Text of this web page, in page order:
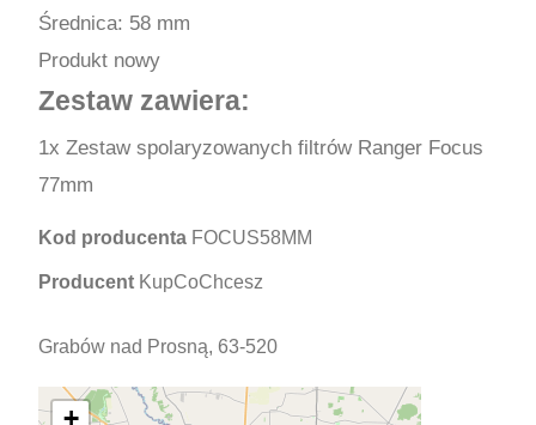
Średnica: 58 mm
Produkt nowy
Zestaw zawiera:
1x Zestaw spolaryzowanych filtrów Ranger Focus
77mm
Kod producenta FOCUS58MM
Producent KupCoChcesz
Grabów nad Prosną, 63-520
+